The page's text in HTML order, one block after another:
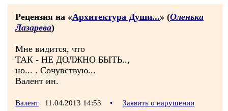
Рецензия на «Архитектура Души...» (Оленька
Лазарева)
Мне видится, что
ТАК - НЕ ДОЛЖНО БЫТЬ..,
но... . Сочувствую...
Валент ин.
Валент 11.04.2013 14:53 • Заявить о нарушении